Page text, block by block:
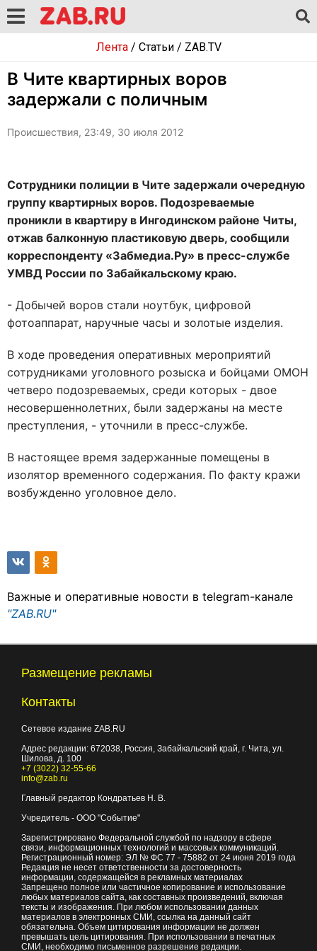
Лента/ Статьи/ ZAB.TV
В Чите квартирных воров
задержали с поличным
Происшествия, 23:49, 30 июля 2012
Сотрудники полиции в Чите задержали очередную
группу квартирных воров. Подозреваемые
проникли в квартиру в Ингодинском районе Читы,
отжав балконную пластиковую дверь, сообщили
корреспонденту «Забмедиа.Ру» в пресс-службе
УМВД России по Забайкальскому краю.
- Добычей воров стали ноутбук, цифровой
фотоаппарат, наручные часы и золотые изделия.
В ходе проведения оперативных мероприятий
сотрудниками уголовного розыска и бойцами ОМОН
четверо подозреваемых, среди которых - двое
несовершеннолетних, были задержаны на месте
преступления, - уточнили в пресс-службе.
В настоящее время задержанные помещены в
изолятор временного содержания. По факту кражи
возбужденно уголовное дело.
Важные и оперативные новости в telegram-канале
"ZAB.RU"
Размещение рекламы
Контакты
Сетевое издание ZAB.RU
Адрес редакции: 672038, Россия, Забайкальский край, г. Чита, ул.
Шилова, д. 100
+7 (3022) 32-55-66
info@zab.ru
Главный редактор Кондратьев Н. В.
Учредитель - ООО "Событие"
Зарегистрировано Федеральной службой по надзору в сфере
связи, информационных технологий и массовых коммуникаций.
Регистрационный номер: ЭЛ № ФС 77 - 75882 от 24 июня 2019 года
Редакция не несет ответственности за достоверность
информации, содержащейся в рекламных материалах
Запрещено полное или частичное копирование и использование
любых материалов сайта, как составных произведений, включая
тексты и изображения. При любом использовании данных
материалов в электронных СМИ, ссылка на данный сайт
обязательна. Объем цитирования информации не должен
превышать цель цитирования. При использовании в печатных
СМИ, необходимо письменное разрешение редакции.